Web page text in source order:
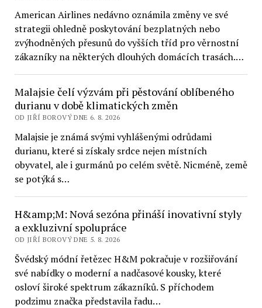
American Airlines nedávno oznámila změny ve své
strategii ohledně poskytování bezplatných nebo
zvýhodněných přesunů do vyšších tříd pro věrnostní
zákazníky na některých dlouhých domácích trasách.…
Malajsie čelí výzvám při pěstování oblíbeného
durianu v době klimatických změn
OD JIŘÍ BOROVÝ DNE 6. 8. 2026
Malajsie je známá svými vyhlášenými odrůdami
durianu, které si získaly srdce nejen místních
obyvatel, ale i gurmánů po celém světě. Nicméně, země
se potýká s…
H&amp;M: Nová sezóna přináší inovativní styly
a exkluzivní spolupráce
OD JIŘÍ BOROVÝ DNE 5. 8. 2026
Švédský módní řetězec H&M pokračuje v rozšiřování
své nabídky o moderní a nadčasové kousky, které
osloví široké spektrum zákazníků. S příchodem
podzimu značka představila řadu…